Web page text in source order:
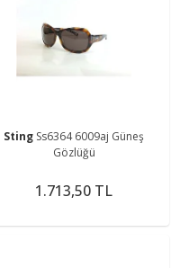
Sting Ss6364 6009aj Güneş
Gözlüğü
1.713,50 TL